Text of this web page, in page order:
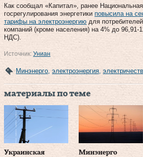
Как сообщал «Капитал», ранее
госрегулирования энергетики повысила на
тарифы на электроэнергию для
компаний (кроме населения) на 4% до 96,91-
НДС).
Источник: Униан
Минэнерго электроэнергия
материалы по теме
Украинская
Минэнерго